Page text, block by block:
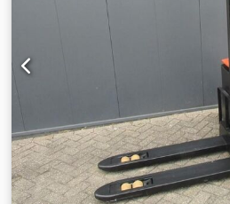
mm, stieņa tipa pacēlājs, sānu
regulēšanas ierīce, pastiprinātā
labi uzturēts! Dwodpfx Aozqv